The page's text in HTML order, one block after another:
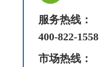
服务热线：
400-822-1558
市场热线：